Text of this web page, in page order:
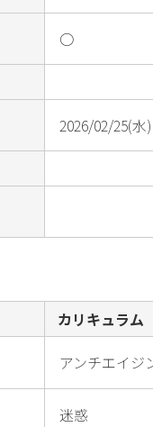
○
2026/02/25(水
カリキュラム
アンチエイジ
迷惑